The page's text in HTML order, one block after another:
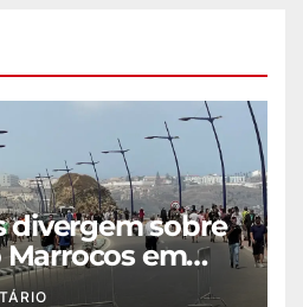
divergem sobre
em